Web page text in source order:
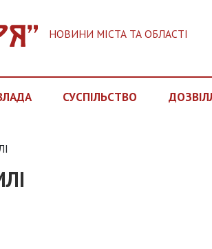
НОВИНИ МІСТА ТА ОБЛАСТІ
СУСПІЛЬСТВО